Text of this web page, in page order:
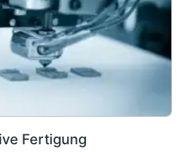
Fertigung